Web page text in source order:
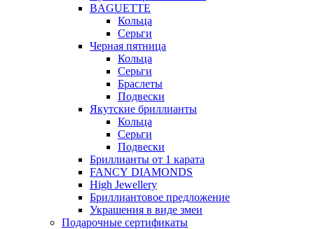
BAGUETTE
Кольца
Серьги
Черная пятница
Кольца
Серьги
Браслеты
Подвески
Якутские бриллианты
Кольца
Серьги
Подвески
Бриллианты от 1 карата
FANCY DIAMONDS
High Jewellery
Бриллиантовое предложение
Украшения в виде змеи
Подарочные сертификаты